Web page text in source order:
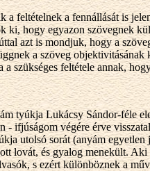
a feltételnek a fennállását is
ki, hogy egyazon szövegnek
azt is mondjuk, hogy a
a szöveg
szükséges feltétele annak,
tyúkja Lukácsy Sándor-féle
ifjúságom végére érve
utolsó sorát (anyám
lovát, és gyalog menekült.
s ezért különböznek a